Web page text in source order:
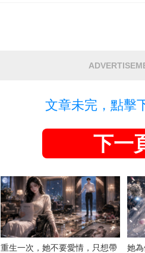
文章未完，點擊
下一
重生一次，她不要愛情，只想帶
她